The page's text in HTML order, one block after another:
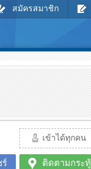
สมัครสมาชิก
เข้าได้ทุกคน
ร์ ติดตามกระทู้